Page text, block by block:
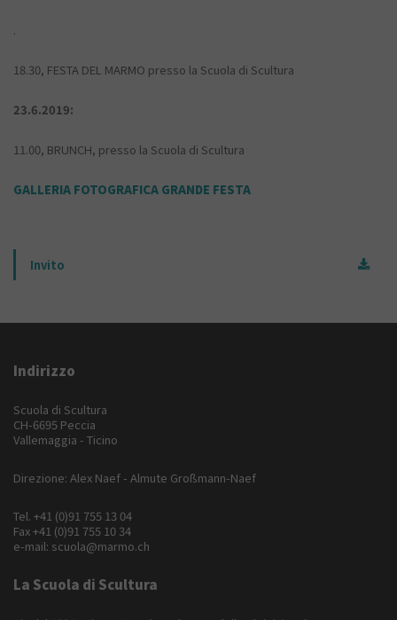
.
18.30, FESTA DEL MARMO presso la Scuola di Scultura
23.6.2019:
11.00, BRUNCH, presso la Scuola di Scultura
GALLERIA FOTOGRAFICA GRANDE FESTA
Invito
Indirizzo
Scuola di Scultura
CH-6695 Peccia
Vallemaggia - Ticino
Direzione: Alex Naef - Almute Großmann-Naef
Tel. +41 (0)91 755 13 04
Fax +41 (0)91 755 10 34
e-mail: scuola@marmo.ch
La Scuola di Scultura